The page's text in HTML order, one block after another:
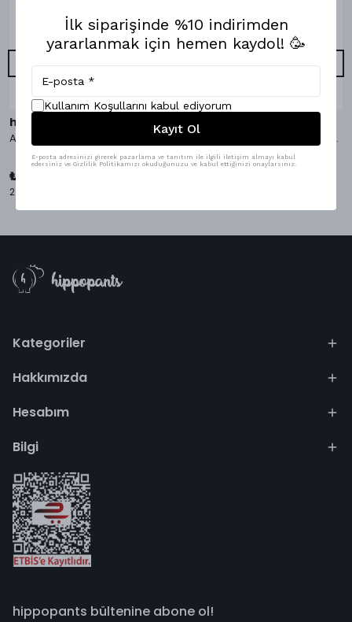
hippopants
AvocaDo It Bambu Çorap
₺ 349.00
2 Çorap Bedeni
hippopants
AvocaDo It Boxer & Bambu Çorap
%9
₺ 1,098.00
Kategoriler
Hakkımızda
Hesabım
Bilgi
hippopants bültenine abone ol!
İlk siparişinde %10 indirimden
yararlanmak için hemen kaydol! 🥳
Kullanım Koşullarını kabul ediyorum
Kayıt Ol
E-posta adresinizi girerek pazarlama ve tanıtım ile ilgili iletişim almayı kabul
edersiniz ve Gizlilik Politikamızı okuduğunuzu ve kabul ettiğinizi onaylarsınız.